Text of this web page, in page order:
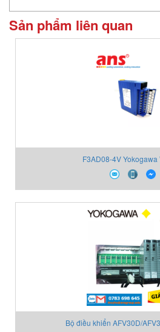
Sản phẩm liên quan
F3AD08-4V Yokogawa
Bộ điều khiển AFV30D/